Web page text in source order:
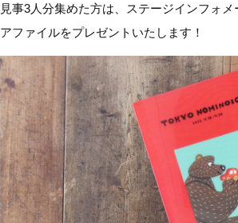
見事3人分集めた方は、ステージインフォ
アファイルをプレゼントいたします！